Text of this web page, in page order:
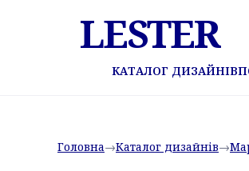
LESTER
КАТАЛОГ ДИЗАЙНІВ
Головна→Каталог дизайнів→